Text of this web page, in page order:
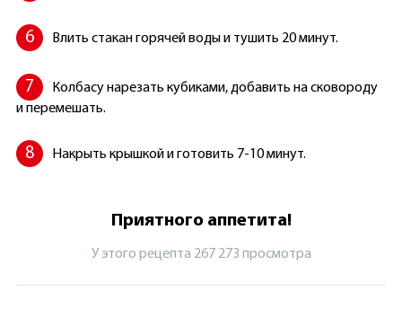
Влить стакан горячей воды и тушить 20 минут.
Колбасу нарезать кубиками, добавить на сковороду
и перемешать.
Накрыть крышкой и готовить 7-10 минут.
Приятного аппетита!
У этого рецепта 267 273 просмотрa